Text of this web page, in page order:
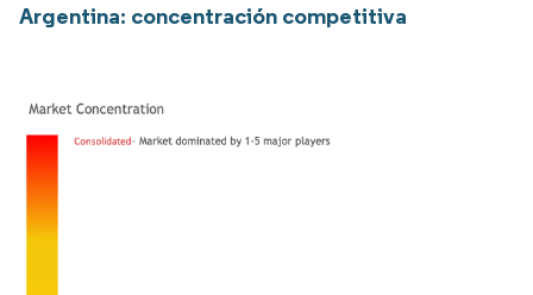
Argentina: concentración competitiva